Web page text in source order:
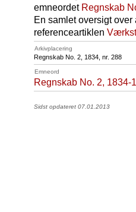
emneordet Regnskab
En samlet oversigt
referenceartiklen
Arkivplacering
Regnskab No. 2, 1834, nr. 288
Emneord
Regnskab No. 2, 1834-
Sidst opdateret 07.01.2013